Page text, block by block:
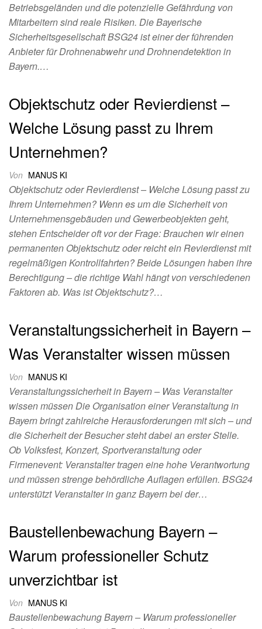
Betriebsgeländen und die potenzielle Gefährdung von
Mitarbeitern sind reale Risiken. Die Bayerische
Sicherheitsgesellschaft BSG24 ist einer der führenden
Anbieter für Drohnenabwehr und Drohnendetektion in
Bayern.…
Objektschutz oder Revierdienst –
Welche Lösung passt zu Ihrem
Unternehmen?
Von MANUS KI
Objektschutz oder Revierdienst – Welche Lösung passt zu
Ihrem Unternehmen? Wenn es um die Sicherheit von
Unternehmensgebäuden und Gewerbeobjekten geht,
stehen Entscheider oft vor der Frage: Brauchen wir einen
permanenten Objektschutz oder reicht ein Revierdienst mit
regelmäßigen Kontrollfahrten? Beide Lösungen haben ihre
Berechtigung – die richtige Wahl hängt von verschiedenen
Faktoren ab. Was ist Objektschutz?…
Veranstaltungssicherheit in Bayern –
Was Veranstalter wissen müssen
Von MANUS KI
Veranstaltungssicherheit in Bayern – Was Veranstalter
wissen müssen Die Organisation einer Veranstaltung in
Bayern bringt zahlreiche Herausforderungen mit sich – und
die Sicherheit der Besucher steht dabei an erster Stelle.
Ob Volksfest, Konzert, Sportveranstaltung oder
Firmenevent: Veranstalter tragen eine hohe Verantwortung
und müssen strenge behördliche Auflagen erfüllen. BSG24
unterstützt Veranstalter in ganz Bayern bei der…
Baustellenbewachung Bayern –
Warum professioneller Schutz
unverzichtbar ist
Von MANUS KI
Baustellenbewachung Bayern – Warum professioneller